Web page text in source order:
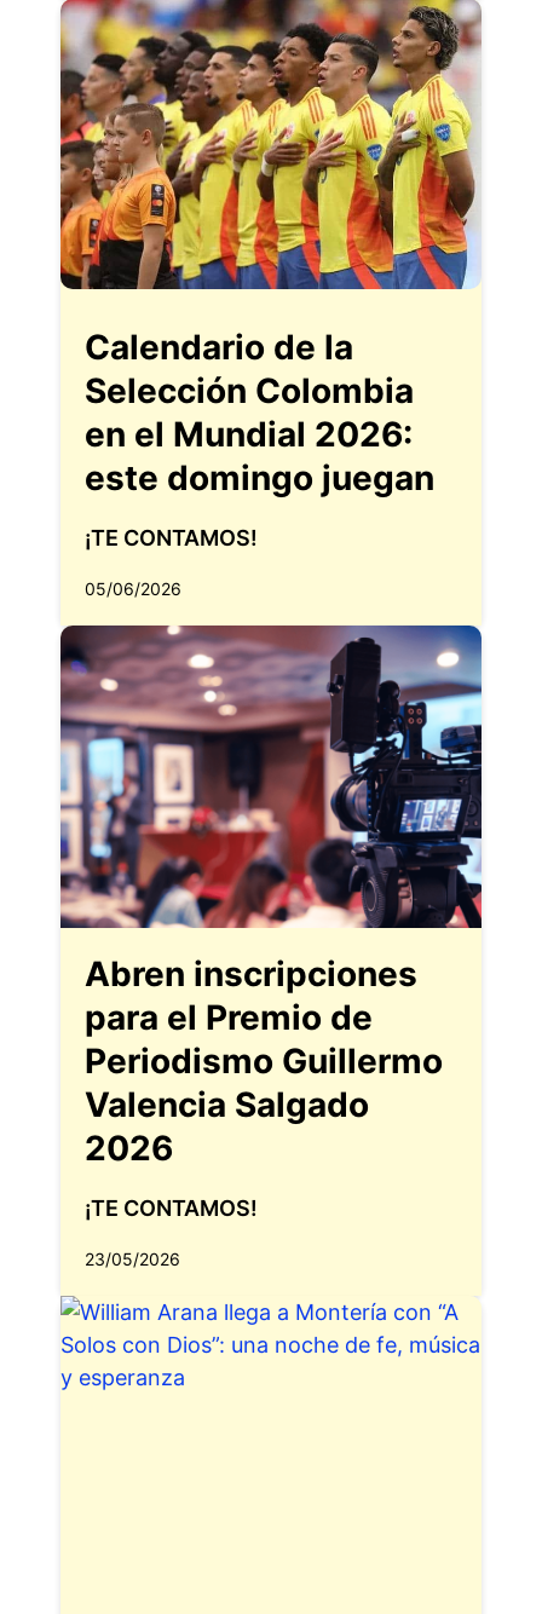
Calendario de la
Selección Colombia
en el Mundial 2026:
este domingo juegan
¡TE CONTAMOS!
05/06/2026
Abren inscripciones
para el Premio de
Periodismo Guillermo
Valencia Salgado
2026
¡TE CONTAMOS!
23/05/2026